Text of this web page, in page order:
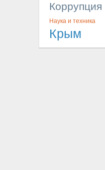
Коррупция
Наука и техника
Крым